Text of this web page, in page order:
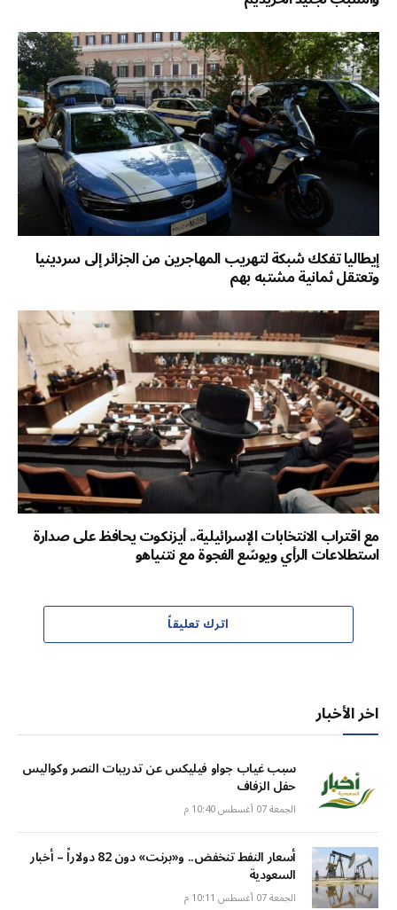
إيطاليا تفكك شبكة لتهريب المهاجرين من الجزائر إلى سردينيا
وتعتقل ثمانية مشتبه بهم
مع اقتراب الانتخابات الإسرائيلية.. أيزنكوت يحافظ على صدارة
استطلاعات الرأي ويوسّع الفجوة مع نتنياهو
اترك تعليقاً
اخر الأخبار
سبب غياب جواو فيليكس عن تدريبات النصر وكواليس
حفل الزفاف
الجمعة 07 أغسطس 10:40 م
أسعار النفط تنخفض.. و«برنت» دون 82 دولاراً – أخبار
السعودية
الجمعة 07 أغسطس 10:11 م